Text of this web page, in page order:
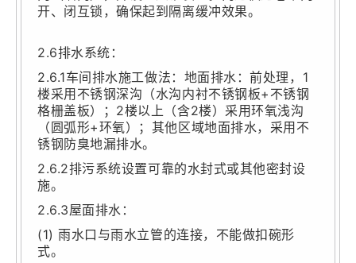
开、闭互锁，确保起到隔离缓冲效果。
2.6排水系统：
2.6.1车间排水施工做法：地面排水：前处理，1
楼采用不锈钢深沟（水沟内衬不锈钢板+不锈钢
格栅盖板）；2楼以上（含2楼）采用环氧浅沟
（圆弧形+环氧）；其他区域地面排水，采用不
锈钢防臭地漏排水。
2.6.2排污系统设置可靠的水封式或其他密封设
施。
2.6.3屋面排水：
(1) 雨水口与雨水立管的连接，不能做扣碗形
式。